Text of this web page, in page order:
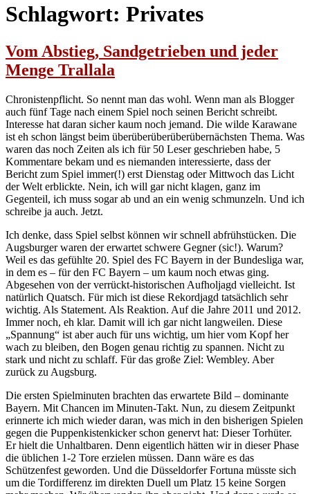
Schlagwort: Privates
Vom Abstieg, Sandgetrieben und jeder
Menge Trallala
Chronistenpflicht. So nennt man das wohl. Wenn man als Blogger
auch fünf Tage nach einem Spiel noch seinen Bericht schreibt.
Interesse hat daran sicher kaum noch jemand. Die wilde Karawane
ist eh schon längst beim überüberüberüberübernächsten Thema. Was
waren das noch Zeiten als ich für 50 Leser geschrieben habe, 5
Kommentare bekam und es niemanden interessierte, dass der
Bericht zum Spiel immer(!) erst Dienstag oder Mittwoch das Licht
der Welt erblickte. Nein, ich will gar nicht klagen, ganz im
Gegenteil, ich muss sogar ab und an ein wenig schmunzeln. Und ich
schreibe ja auch. Jetzt.
Ich denke, dass Spiel selbst können wir schnell abfrühstücken. Die
Augsburger waren der erwartet schwere Gegner (sic!). Warum?
Weil es das gefühlte 20. Spiel des FC Bayern in der Bundesliga war,
in dem es – für den FC Bayern – um kaum noch etwas ging.
Abgesehen von der verrückt-historischen Aufholjagd vielleicht. Ist
natürlich Quatsch. Für mich ist diese Rekordjagd tatsächlich sehr
wichtig. Als Statement. Als Reaktion. Auf die Jahre 2011 und 2012.
Immer noch, eh klar. Damit will ich gar nicht langweilen. Diese
„Spannung“ ist aber auch für uns wichtig, um hier vom Kopf her
wach zu bleiben, den Bogen genau richtig zu spannen. Nicht zu
stark und nicht zu schlaff. Für das große Ziel: Wembley. Aber
zurück zu Augsburg.
Die ersten Spielminuten brachten das erwartete Bild – dominante
Bayern. Mit Chancen im Minuten-Takt. Nun, zu diesem Zeitpunkt
erinnerte ich mich wieder daran, was mich in den bisherigen Spielen
gegen die Puppenkistenkicker schon genervt hat: Dieser Torhüter.
Er hielt die Unhaltbaren. Denn eigentlich hätten wir in dieser Phase
die üblichen 1-2 Tore erzielen müssen. Dann wäre es das
Schützenfest geworden. Und die Düsseldorfer Fortuna müsste sich
um die Tordifferenz im direkten Duell um Platz 15 keine Sorgen